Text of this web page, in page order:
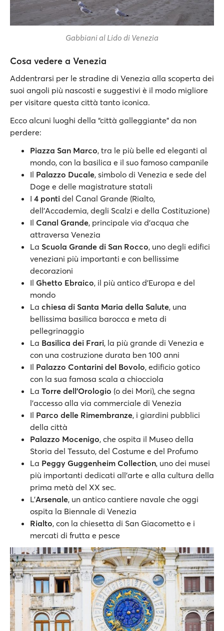
Gabbiani al Lido di Venezia
Cosa vedere a Venezia
Addentrarsi per le stradine di Venezia alla scoperta dei
suoi angoli più nascosti e suggestivi è il modo migliore
per visitare questa città tanto iconica.
Ecco alcuni luoghi della “città galleggiante” da non
perdere:
Piazza San Marco, tra le più belle ed eleganti al
mondo, con la basilica e il suo famoso campanile
Il Palazzo Ducale, simbolo di Venezia e sede del
Doge e delle magistrature statali
I 4 ponti del Canal Grande (Rialto,
dell'Accademia, degli Scalzi e della Costituzione)
Il Canal Grande, principale via d'acqua che
attraversa Venezia
La Scuola Grande di San Rocco, uno degli edifici
veneziani più importanti e con bellissime
decorazioni
Il Ghetto Ebraico, il più antico d'Europa e del
mondo
La chiesa di Santa Maria della Salute, una
bellissima basilica barocca e meta di
pellegrinaggio
La Basilica dei Frari, la più grande di Venezia e
con una costruzione durata ben 100 anni
Il Palazzo Contarini del Bovolo, edificio gotico
con la sua famosa scala a chiocciola
La Torre dell'Orologio (o dei Mori), che segna
l'accesso alla via commerciale di Venezia
Il Parco delle Rimembranze, i giardini pubblici
della città
Palazzo Mocenigo, che ospita il Museo della
Storia del Tessuto, del Costume e del Profumo
La Peggy Guggenheim Collection, uno dei musei
più importanti dedicati all'arte e alla cultura della
prima metà del XX sec.
L’Arsenale, un antico cantiere navale che oggi
ospita la Biennale di Venezia
Rialto, con la chiesetta di San Giacometto e i
mercati di frutta e pesce